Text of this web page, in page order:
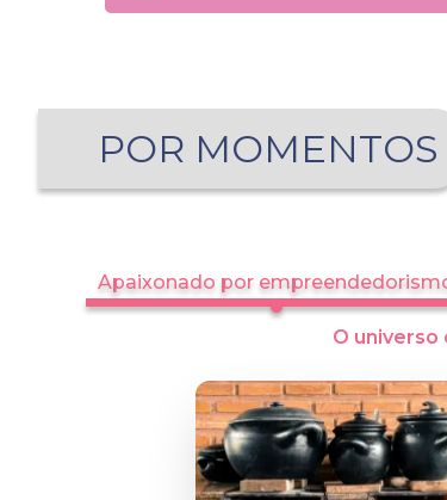
POR MOMENTOS
Apaixonado por
O